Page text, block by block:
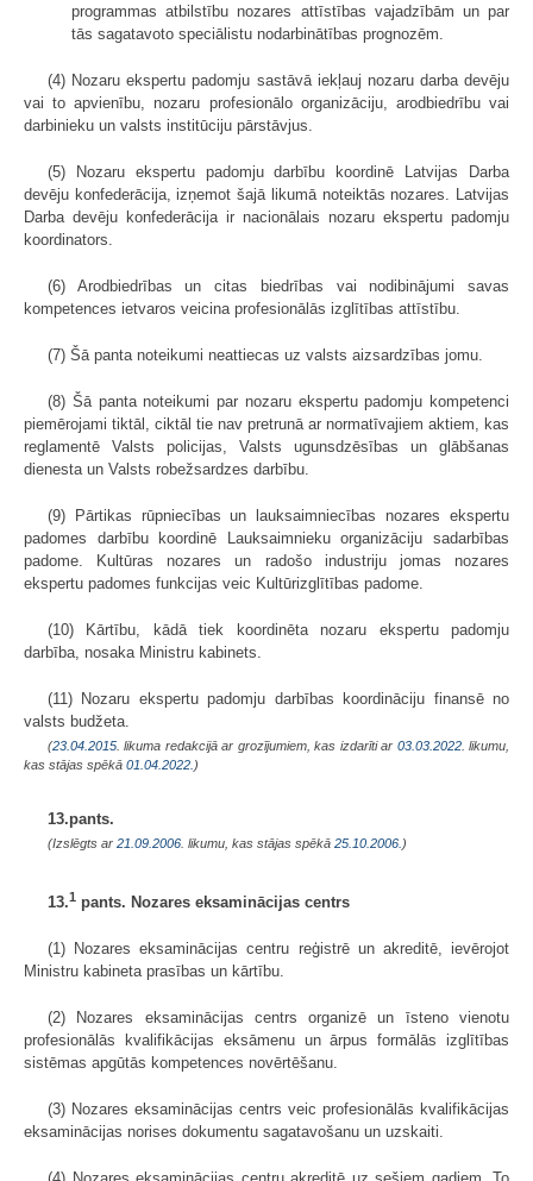
programmas atbilstību nozares attīstības vajadzībām un par
tās sagatavoto speciālistu nodarbinātības prognozēm.
(4) Nozaru ekspertu padomju sastāvā iekļauj nozaru darba devēju
vai to apvienību, nozaru profesionālo organizāciju, arodbiedrību vai
darbinieku un valsts institūciju pārstāvjus.
(5) Nozaru ekspertu padomju darbību koordinē Latvijas Darba
devēju konfederācija, izņemot šajā likumā noteiktās nozares. Latvijas
Darba devēju konfederācija ir nacionālais nozaru ekspertu padomju
koordinators.
(6) Arodbiedrības un citas biedrības vai nodibinājumi savas
kompetences ietvaros veicina profesionālās izglītības attīstību.
(7) Šā panta noteikumi neattiecas uz valsts aizsardzības jomu.
(8) Šā panta noteikumi par nozaru ekspertu padomju kompetenci
piemērojami tiktāl, ciktāl tie nav pretrunā ar normatīvajiem aktiem, kas
reglamentē Valsts policijas, Valsts ugunsdzēsības un glābšanas
dienesta un Valsts robežsardzes darbību.
(9) Pārtikas rūpniecības un lauksaimniecības nozares ekspertu
padomes darbību koordinē Lauksaimnieku organizāciju sadarbības
padome. Kultūras nozares un radošo industriju jomas nozares
ekspertu padomes funkcijas veic Kultūrizglītības padome.
(10) Kārtību, kādā tiek koordinēta nozaru ekspertu padomju
darbība, nosaka Ministru kabinets.
(11) Nozaru ekspertu padomju darbības koordināciju finansē no
valsts budžeta.
(23.04.2015 . likuma redakcijā ar grozījumiem, kas izdarīti ar 03.03.2022. likumu,
kas stājas spēkā 01.04.2022. )
13.pants.
(Izslēgts ar 21.09.2006 . likumu, kas stājas spēkā 25.10.2006. )
13.1 pants. Nozares eksaminācijas centrs
(1) Nozares eksaminācijas centru reģistrē un akreditē, ievērojot
Ministru kabineta prasības un kārtību.
(2) Nozares eksaminācijas centrs organizē un īsteno vienotu
profesionālās kvalifikācijas eksāmenu un ārpus formālās izglītības
sistēmas apgūtās kompetences novērtēšanu.
(3) Nozares eksaminācijas centrs veic profesionālās kvalifikācijas
eksaminācijas norises dokumentu sagatavošanu un uzskaiti.